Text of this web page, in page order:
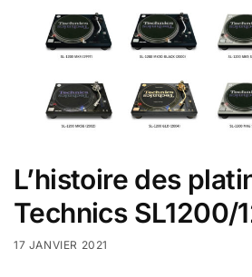
L’histoire des
Technics SL1200/
17 JANVIER 2021